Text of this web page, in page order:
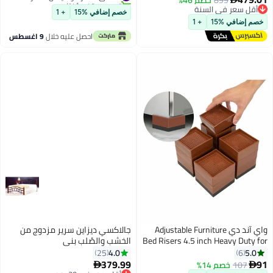
قاعدة زنبركية، سهل التركيب،
200*160 سم
أقل سعر في السنة
أقل سعر في السنة
خصم إضافي %15 + 1
#3 في الأسرَّة وهياكل الأسرَّة
خصم إضافي %15 + 1
احصل عليه خلال9 اغسطس
واي آند دي Adjustable Furniture
Bed Risers 4.5 inch Heavy Duty for
Table Couch Frame(4 Pcs)
5.0
6
91
107 خصم 14%
جالاكسي ديزاين سرير مزدوج من
الخشب والصُلب بني
190x20x120سم
4.0
25
379.99